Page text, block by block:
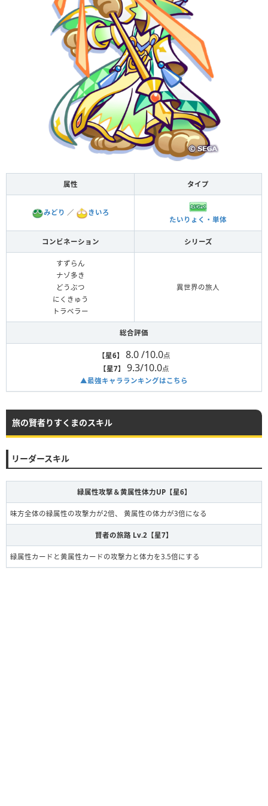
属性 タイプ
みどり ／
きいろ
たいりょく・単体
コンビネーション シリーズ
すずらん
ナゾ多き
どうぶつ
にくきゅう
トラベラー
異世界の旅人
総合評価
【星6】 8.0 /10.0点
【星7】
9.3/10.0点
▲最強キャラランキングはこちら
旅の賢者りすくまのスキル
リーダースキル
緑属性攻撃＆黄属性体力UP【星6】
味方全体の緑属性の攻撃力が2倍、 黄属性の体力が3倍になる
賢者の旅路 Lv.2【星7】
緑属性カードと黄属性カードの攻撃力と体力を3.5倍にする